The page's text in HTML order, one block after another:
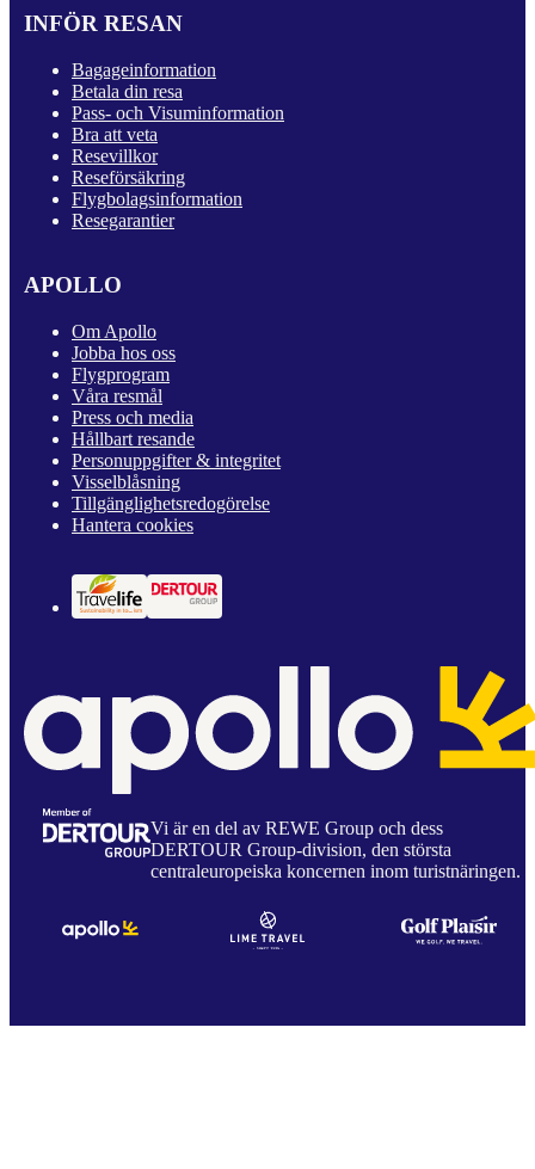
INFÖR RESAN
Bagageinformation
Betala din resa
Pass- och Visuminformation
Bra att veta
Resevillkor
Reseförsäkring
Flygbolagsinformation
Resegarantier
APOLLO
Om Apollo
Jobba hos oss
Flygprogram
Våra resmål
Press och media
Hållbart resande
Personuppgifter & integritet
Visselblåsning
Tillgänglighetsredogörelse
Hantera cookies
Vi är en del av REWE Group och dess
DERTOUR Group-division, den största
centraleuropeiska koncernen inom turistnäringen.